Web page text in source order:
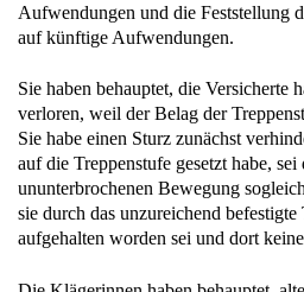
Aufwendungen und die Feststellung
auf künftige Aufwendungen.
Sie haben behauptet, die Versicherte
verloren, weil der Belag der
Sie habe einen Sturz zunächst
auf die Treppenstufe gesetzt habe,
ununterbrochenen Bewegung
sie durch das unzureichend
aufgehalten worden sei und dort